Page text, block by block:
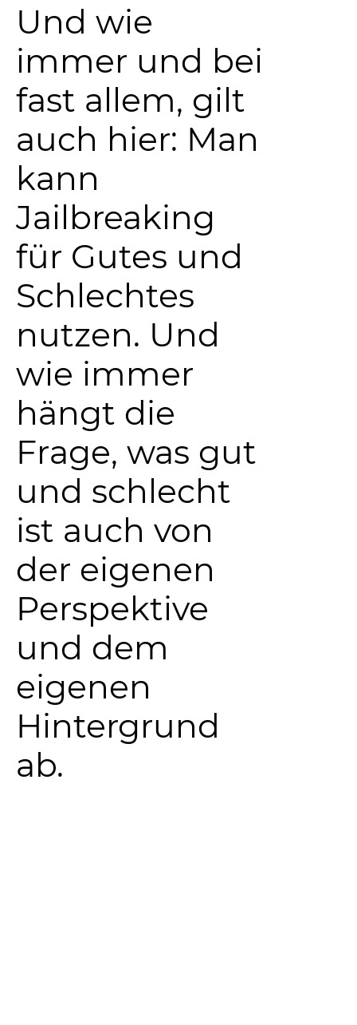
Und wie
immer und bei
fast allem, gilt
auch hier: Man
kann
Jailbreaking
für Gutes und
Schlechtes
nutzen. Und
wie immer
hängt die
Frage, was gut
und schlecht
ist auch von
der eigenen
Perspektive
und dem
eigenen
Hintergrund
ab.